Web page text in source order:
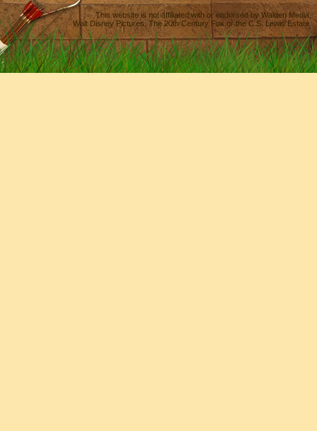
This website is not affiliated with or endorsed byWalden Media
Walt Disney Pictures,The 20th Century Fox or the C.S. Lewis Estate.